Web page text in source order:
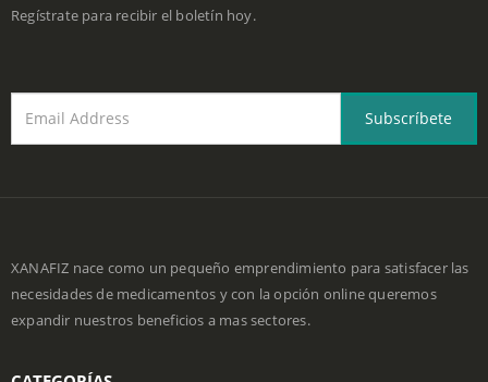
Regístrate para recibir el boletín hoy.
XANAFIZ nace como un pequeño emprendimiento para satisfacer las
necesidades de medicamentos y con la opción online queremos
expandir nuestros beneficios a mas sectores.